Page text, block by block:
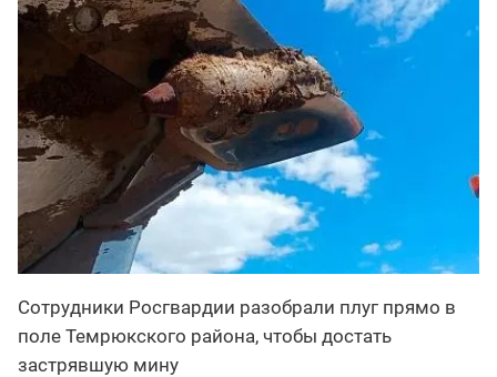
Сотрудники Росгвардии разобрали плуг прямо в
поле Темрюкского района, чтобы достать
застрявшую мину